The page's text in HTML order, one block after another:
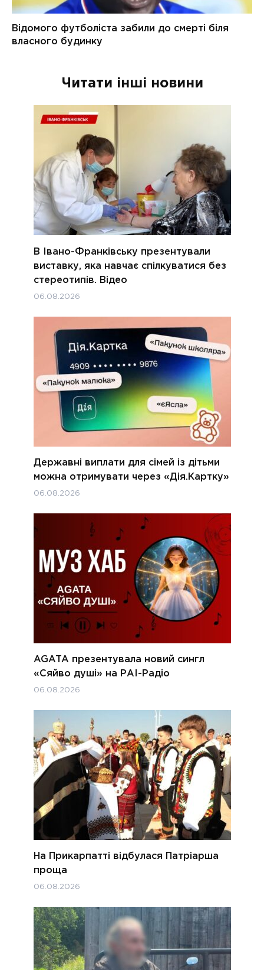
Читати інші новини
В Івано-Франківську презентували
виставку, яка навчає спілкуватися без
стереотипів. Відео
06.08.2026
Державні виплати для сімей із дітьми
можна отримувати через «Дія.Картку»
06.08.2026
AGATA презентувала новий сингл
«Сяйво душі» на РАІ-Радіо
06.08.2026
На Прикарпатті відбулася Патріарша
проща
06.08.2026